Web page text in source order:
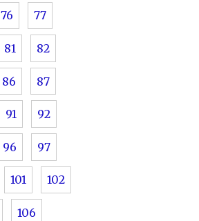
76 77
81 82
86 87
91 92
96 97
101 102
106